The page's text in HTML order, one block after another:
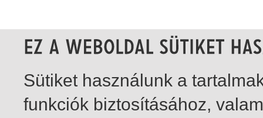
Sütiket használunk a
funkciók biztosításához,